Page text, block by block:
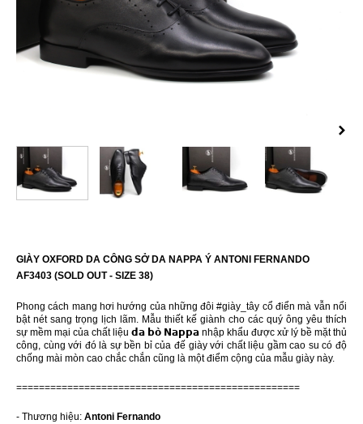
GIÀY OXFORD DA CÔNG SỞ DA NAPPA Ý ANTONI FERNANDO
AF3403 (SOLD OUT - SIZE 38)
Phong cách mang hơi hướng của những đôi #giày_tây cổ điển mà vẫn nổi
bật nét sang trọng lịch lãm. Mẫu thiết kế giành cho các quý ông yêu thích
sự mềm mại của chất liệu 𝗱𝗮 𝗯𝗼̀ 𝗡𝗮𝗽𝗽𝗮 nhập khẩu được xử lý bề mặt thủ
công, cùng với đó là sự bền bỉ của đế giày với chất liệu gầm cao su có độ
chống mài mòn cao chắc chắn cũng là một điểm cộng của mẫu giày này.
==================================================
- Thương hiệu: Antoni Fernando